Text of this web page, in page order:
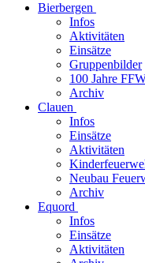
Bierbergen
Infos
Aktivitäten
Einsätze
Gruppenbilder
100 Jahre
Archiv
Clauen
Infos
Einsätze
Aktivitäten
Neubau
Archiv
Equord
Infos
Einsätze
Aktivitäten